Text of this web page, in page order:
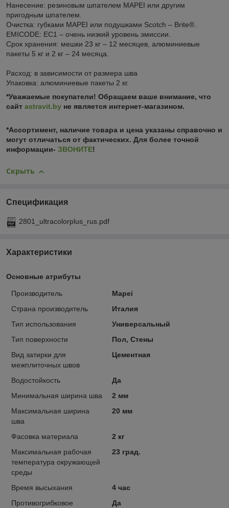
Нанесение: резиновым шпателем MAPEI или другим
пригодным шпателем.
Очистка: губками MAPEI или подушками Scotch – Brite®.
EMICODE: EC1 – очень низкий уровень эмиссии.
Срок хранения: мешки 23 кг – 12 месяцев, алюминиевые
пакеты 5 кг и 2 кг – 24 месяца.
Расход: в зависимости от размера шва
Упаковка: алюминиевые пакеты 2 кг.
*Уважаемые покупатели! Обращаем ваше внимание, что
сайт astravit.by не является интернет-магазином.
*Ассортимент, наличие товара и цена указаны справочно и
могут отличаться от фактических. Для более точной
информации- ЗВОНИТЕ!
Скрыть
Спецификация
2801_ultracolorplus_rus.pdf
Характеристики
Основные атрибуты
Производитель
Mapei
Страна производитель
Италия
Тип использования
Универсальный
Тип поверхности
Пол, Стены
Вид затирки для
межплиточных швов
Цементная
Водостойкость
Да
Минимальная ширина шва
2 мм
Максимальная ширина
шва
20 мм
Фасовка материала
2 кг
Максимальная рабочая
температура окружающей
среды
23 град.
Время высыхания
4 час
Противогрибковое
Да